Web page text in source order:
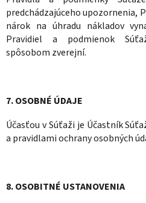
predchádzajúceho upozornenia,
nárok na úhradu nákladov
Pravidiel a podmienok
spôsobom zverejní.
7. OSOBNÉ ÚDAJE
Účasťou v Súťaži je Účastník
a pravidlami ochrany osobných
8. OSOBITNÉ USTANOVENIA